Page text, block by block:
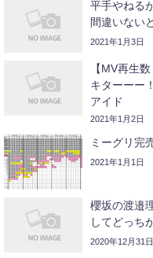
平手やねる
間違いない
2021年1月3日
【MV再生
キターーー
アイド
2021年1月2日
ミーグリ完
2021年1月1日
櫻坂の渡邉
してどっち
2020年12月31日